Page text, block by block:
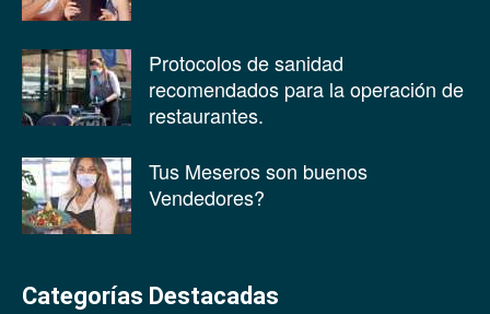
Protocolos de sanidad
recomendados para la operación de
restaurantes.
Tus Meseros son buenos
Vendedores?
Categorías Destacadas